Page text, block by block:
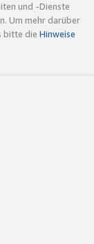
und -Dienste
Um mehr darüber
bitte die Hinweise